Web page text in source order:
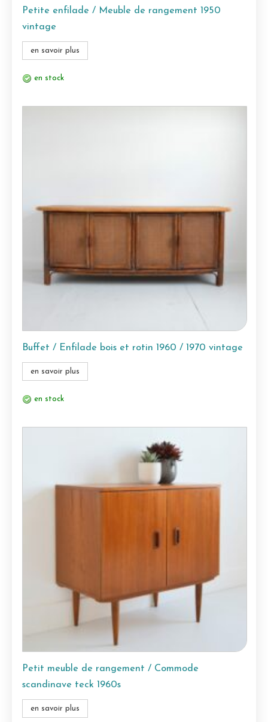
Petite enfilade / Meuble de rangement 1950
vintage
en savoir plus
en stock
Buffet / Enfilade bois et rotin 1960 / 1970 vintage
en savoir plus
en stock
Petit meuble de rangement / Commode
scandinave teck 1960s
en savoir plus